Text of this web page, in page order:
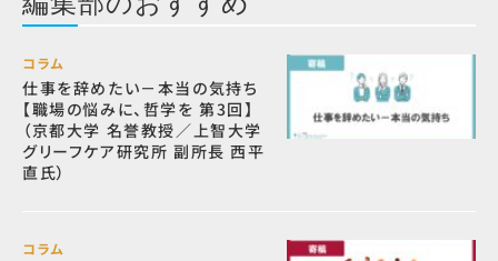
コラム
仕事を辞めたい－本当の気持ち
【職場の悩みに、哲学を 第3回】
（京都大学 名誉教授／上智大学
グリーフケア研究所 副所長 西平
直氏）
コラム